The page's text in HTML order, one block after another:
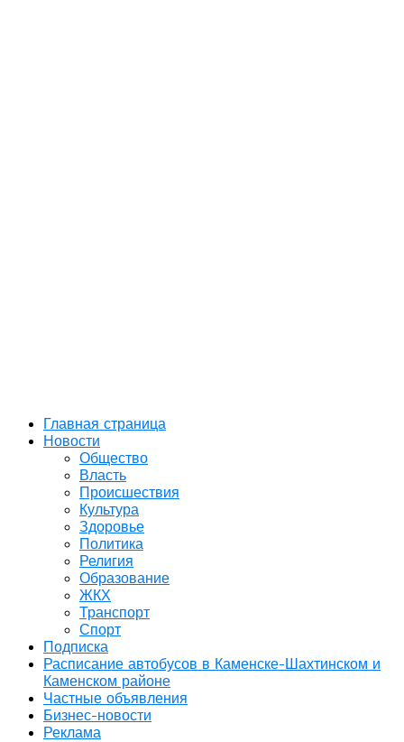
Главная страница
Новости
Общество
Власть
Происшествия
Культура
Здоровье
Политика
Религия
Образование
ЖКХ
Транспорт
Спорт
Подписка
Расписание автобусов в Каменске-Шахтинском и
Каменском районе
Частные объявления
Бизнес-новости
Реклама